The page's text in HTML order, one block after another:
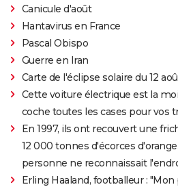
Canicule d'août
Hantavirus en France
Pascal Obispo
Guerre en Iran
Carte de l'éclipse solaire du 12
Cette voiture électrique est la
coche toutes les cases pour vos
En 1997, ils ont recouvert une
12 000 tonnes d'écorces
personne ne reconnaissait
Erling Haaland, footballeur :